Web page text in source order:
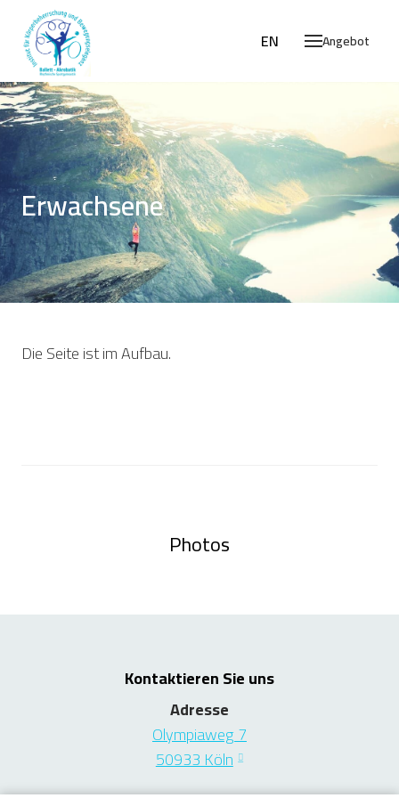
Angebot
DE
EN
Erwachsene
Die Seite ist im Aufbau.
Photos
Kontaktieren Sie uns
Adresse
Olympiaweg 7
50933 Köln